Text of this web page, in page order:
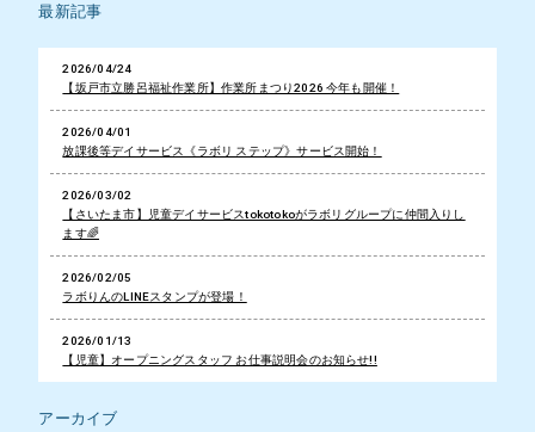
最新記事
2026/04/24
【坂戸市立勝呂福祉作業所】作業所まつり2026 今年も開催！
2026/04/01
放課後等デイサービス《ラボリ ステップ》サービス開始！
2026/03/02
【さいたま市】児童デイサービスtokotokoがラボリグループに仲間入りし
ます🌈
2026/02/05
ラボりんのLINEスタンプが登場！
2026/01/13
【児童】オープニングスタッフ お仕事説明会のお知らせ!!
アーカイブ